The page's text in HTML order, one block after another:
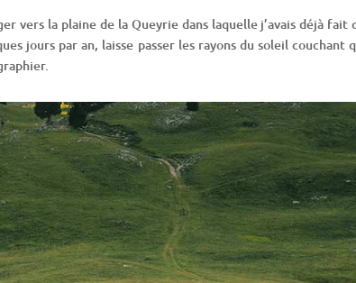
vers la plaine de la Queyrie dans laquelle j’avais déjà
jours par an, laisse passer les rayons du soleil